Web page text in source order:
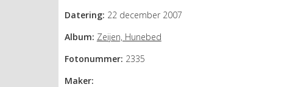
Datering: 22 december 2007
Album: Zeijen, Hunebed
Fotonummer: 2335
Maker: